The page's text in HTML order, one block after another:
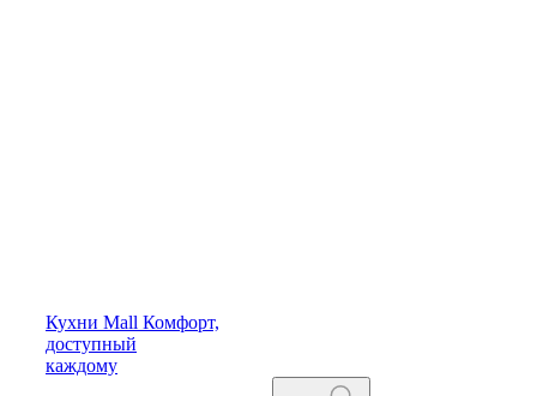
Кухни Mall Комфорт,
доступный
каждому